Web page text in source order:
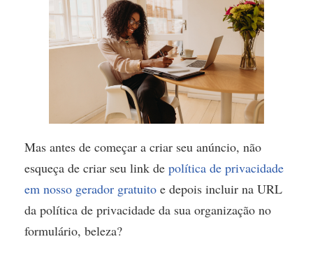
Mas antes de começar a criar seu anúncio, não
esqueça de criar seu link de política de privacidade
em nosso gerador gratuito e depois incluir na URL
da política de privacidade da sua organização no
formulário, beleza?